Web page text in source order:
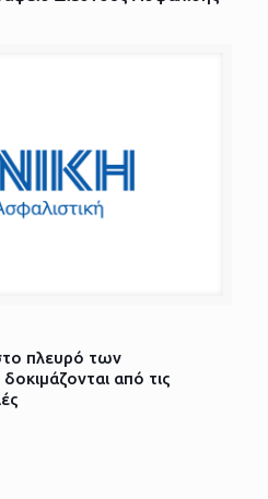
πλευρό των
από τις